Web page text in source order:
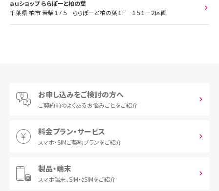
ａｕショップ ららぽーと柏の葉
千葉県 柏市 若柴１７５ ららぽーと柏の葉１Ｆ １５１－２区画
お申し込みをご検討の方へ
ご契約前のよくあるお悩みごとをご紹介
料金プラン・サービス
スマホ・SIMご契約プランをご紹介
製品・端末
スマホ端末、SIM・eSIMをご紹介